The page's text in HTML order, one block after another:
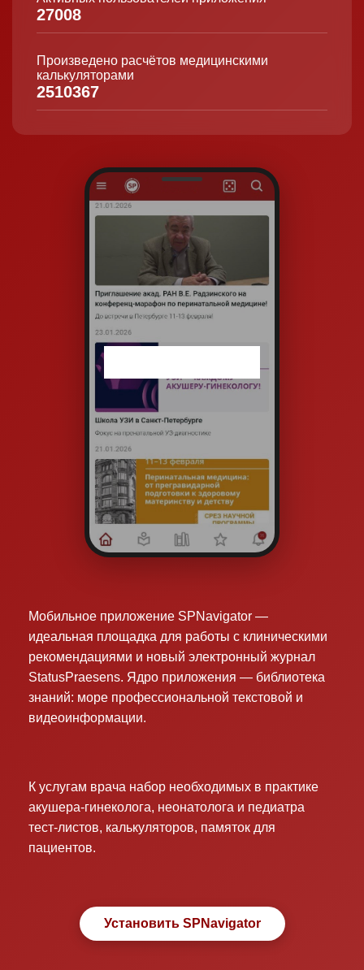
27008
Произведено расчётов медицинскими
калькуляторами
2510367
Мобильное приложение SPNavigator —
идеальная площадка для работы с клиническими
рекомендациями и новый электронный журнал
StatusPraesens. Ядро приложения — библиотека
знаний: море профессиональной текстовой и
видеоинформации.
К услугам врача набор необходимых в практике
акушера-гинеколога, неонатолога и педиатра
тест-листов, калькуляторов, памяток для
пациентов.
Установить SPNavigator